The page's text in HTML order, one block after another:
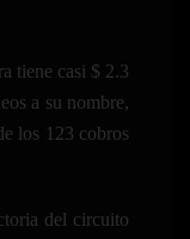
tiene casi $ 2.3
a su nombre,
los 123 cobros
del circuito